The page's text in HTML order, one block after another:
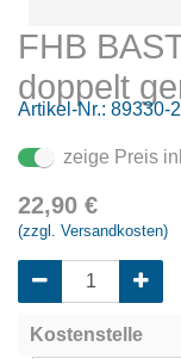
FHB
doppelt
Artikel-Nr.: 89330-
zeige Preis
22,90 €
(zzgl. Versandkosten)
Kostenstelle